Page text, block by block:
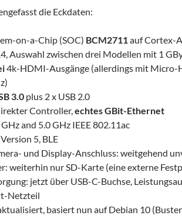
die Eckdaten:
on-a-Chip (SOC) BCM2711auf Cortex-
Auswahl zwischen drei Modellen mit 1
4k-HDMI-Ausgänge (allerdings mit Micro-
3.0plus 2 x USB 2.0
Controller,echtes GBit-Ethernet
and 5.0 GHz IEEE 802.11ac
5, BLE
und Display-Anschluss: weitgehend
weiterhin nur SD-Karte (eine externe
jetzt über USB-C-Buchse,
Netzteil
basiert nun auf Debian 10